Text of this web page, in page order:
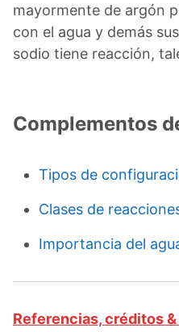
mayormente de argón
con el agua y demás
sodio tiene reacción,
Complementos
Tipos de
Clases de
Importancia del
Referencias, créditos